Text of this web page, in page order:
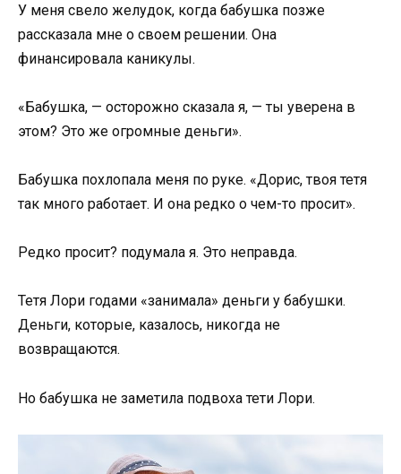
У меня свело желудок, когда бабушка позже
рассказала мне о своем решении. Она
финансировала каникулы.
«Бабушка, — осторожно сказала я, — ты уверена в
этом? Это же огромные деньги».
Бабушка похлопала меня по руке. «Дорис, твоя тетя
так много работает. И она редко о чем-то просит».
Редко просит? подумала я. Это неправда.
Тетя Лори годами «занимала» деньги у бабушки.
Деньги, которые, казалось, никогда не
возвращаются.
Но бабушка не заметила подвоха тети Лори.